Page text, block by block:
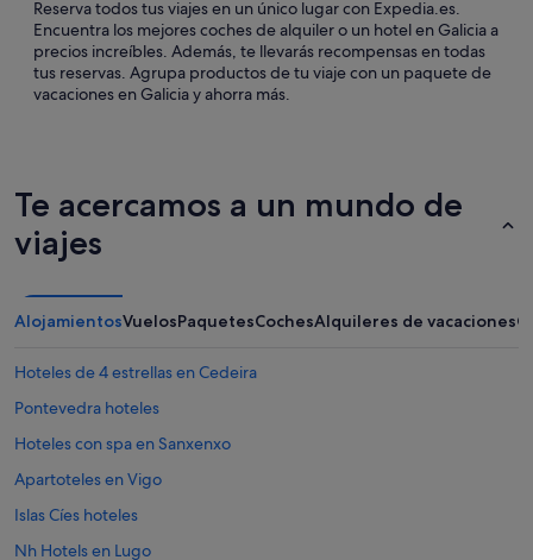
Reserva todos tus viajes en un único lugar con Expedia.es.
Encuentra los mejores coches de alquiler o un hotel en Galicia a
precios increíbles. Además, te llevarás recompensas en todas
tus reservas. Agrupa productos de tu viaje con un paquete de
vacaciones en Galicia y ahorra más.
Te acercamos a un mundo de
viajes
AlojamientosVuelosPaquetesCochesAlquileres de vacaciones
Hoteles de 4 estrellas en Cedeira
Pontevedra hoteles
Hoteles con spa en Sanxenxo
Apartoteles en Vigo
Islas Cíes hoteles
Nh Hotels en Lugo